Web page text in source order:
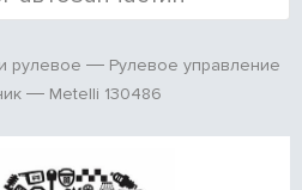
рулевое
Рулевое управление
Metelli 130486